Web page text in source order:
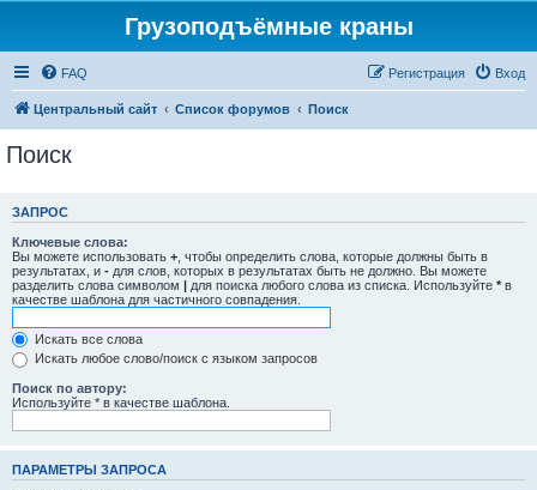
Грузоподъёмные краны
FAQ Вход
Регистрация
Центральный сайт Список форумов Поиск
Поиск
ЗАПРОС
Ключевые слова:
Вы можете использовать + , чтобы определить слова, которые должны быть в
результатах, и - для слов, которых в результатах быть не должно. Вы можете
разделить слова символом | для поиска любого слова из списка. Используйте * в
качестве шаблона для частичного совпадения.
Искать все слова
Искать любое слово/поиск с языком запросов
Поиск по автору:
Используйте * в качестве шаблона.
ПАРАМЕТРЫ ЗАПРОСА